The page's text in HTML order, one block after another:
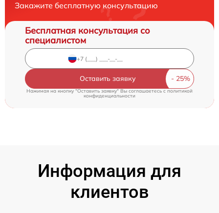
Закажите бесплатную консультацию
Бесплатная консультация со
специалистом
Оставить заявку
Нажимая на кнопку "Оставить заявку" Вы соглашаетесь cполитикой
конфиденциальности
Информация для
клиентов